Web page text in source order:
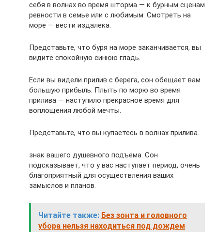
себя в волнах во время шторма — к бурным сценам
ревности в семье или с любимым. Смотреть на
море — вести издалека.
Представьте, что буря на море заканчивается, вы
видите спокойную синюю гладь.
Если вы видели прилив с берега, сон обещает вам
большую прибыль. Плыть по морю во время
прилива — наступило прекрасное время для
воплощения любой мечты.
Представьте, что вы купаетесь в волнах прилива.
знак вашего душевного подъема. Сон
подсказывает, что у вас наступает период, очень
благоприятный для осуществления ваших
замыслов и планов.
Читайте также: Без зонта и головного
убора нельзя находиться под дождем